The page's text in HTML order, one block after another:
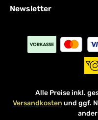
Newsletter
Alle Preise inkl.
Versandkosten und ggf.